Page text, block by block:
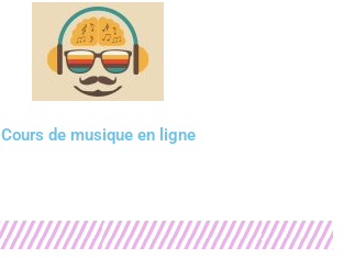
Cours de musique en ligne